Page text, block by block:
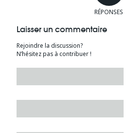
RÉPONSES
Laisser un commentaire
Rejoindre la discussion?
N’hésitez pas à contribuer !